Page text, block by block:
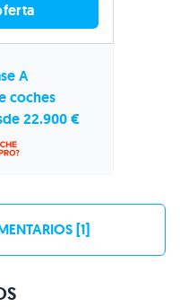
A
coches
22.900 €
[1]